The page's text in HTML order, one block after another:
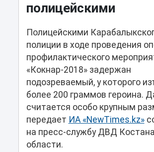
полицейскими
Полицейскими
полиции в ходе проведения
профилактического
«Кокнар-2018» задержан
подозреваемый, у которого
более 200 граммов героина.
считается особо крупным
передает ИА «NewTimes.kz»
на пресс-службу ДВД
области.